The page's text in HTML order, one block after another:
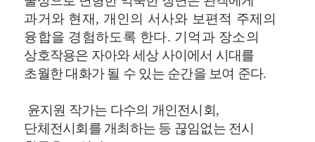
과거와 현재 , 개인의 서사와 보편적 주제의
융합을 경험하도록 한다. 기억과 장소의
상호작용은 자아와 세상 사이에서 시대를
초월한 대화가 될 수 있는 순간을 보여 준다.
윤지원 작가는 다수의 개인전시회 ,
단체전시회를 개최하는 등 끊임없는 전시